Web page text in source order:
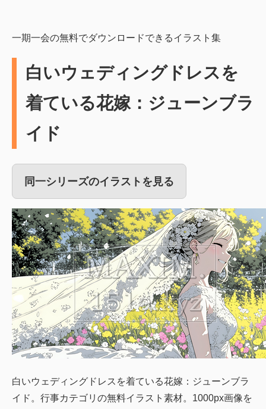
一期一会の無料でダウンロードできるイラスト集
白いウェディングドレスを
着ている花嫁：ジューンブラ
イド
同一シリーズのイラストを見る
白いウェディングドレスを着ている花嫁：ジューンブラ
イド。行事カテゴリの無料イラスト素材。1000px画像を